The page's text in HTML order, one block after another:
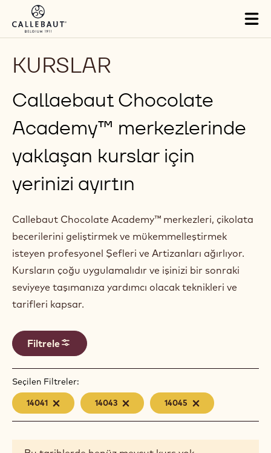
Skip to main content
KURSLAR
Callaebaut Chocolate
Academy™ merkezlerinde
yaklaşan kurslar için
yerinizi ayırtın
Callebaut Chocolate Academy™ merkezleri, çikolata
becerilerini geliştirmek ve mükemmelleştirmek
isteyen profesyonel Şefleri ve Artizanları ağırlıyor.
Kursların çoğu uygulamalıdır ve işinizi bir sonraki
seviyeye taşımanıza yardımcı olacak teknikleri ve
tarifleri kapsar.
Filtrele
Seçilen Filtreler:
14041
remove
14043
remove
14045
remove